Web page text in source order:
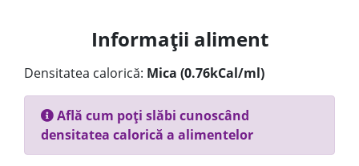
Informații aliment
Densitatea calorică: Mica (0.76kCal/ml)
Află cum poți slăbi cunoscând
densitatea calorică a alimentelor